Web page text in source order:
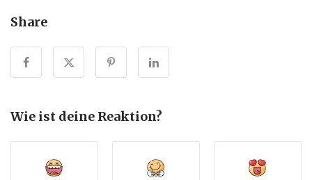
Share
Wie ist deine Reaktion?